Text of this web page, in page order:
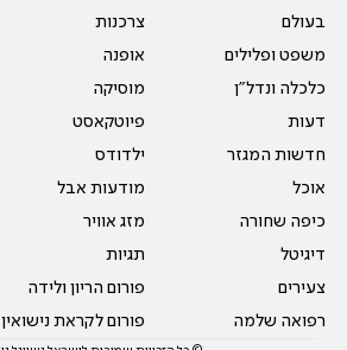
בעולם
משפט ופלילים
כלכלה ונדל"ן
דעות
חדשות המגזר
אוכל
כיפה שחורה
דיגיטל
צעירים
רפואה שלמה
צרכנות
אופנה
מוסיקה
פיוטקאסט
ילדודס
מודעות אבל
מזג אוויר
תגיות
פורום הריון ולידה
פורום לקראת נישואין